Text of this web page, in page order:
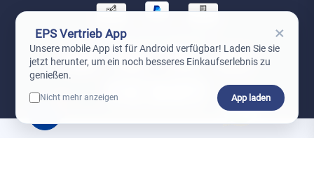
Unsere Versandpartner:
EPS Vertrieb App ×
Unsere mobile App ist für Android verfügbar! Laden Sie sie
jetzt herunter, um ein noch besseres Einkaufserlebnis zu
genießen.
Nicht mehr anzeigen App laden